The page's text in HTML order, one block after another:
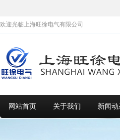
欢迎光临上海旺徐电气有限公司
网站首页 关于我们 新闻动